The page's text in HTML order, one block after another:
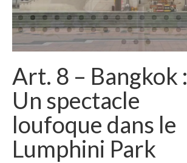
Les articles du Laos
Vietnam
Carte du Vietnam
Vietnam – Infos
Paludisme au Vietnam
Les articles du Vietnam
Art. 8 – Bangkok :
Un spectacle
loufoque dans le
Lumphini Park